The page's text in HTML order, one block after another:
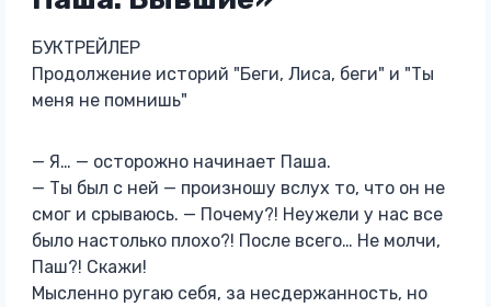
БУКТРЕЙЛЕР
Продолжение историй "Беги, Лиса, беги" и "Ты
меня не помнишь"
— Я… — осторожно начинает Паша.
— Ты был с ней — произношу вслух то, что он не
смог и срываюсь. — Почему?! Неужели у нас все
было настолько плохо?! После всего… Не молчи,
Паш?! Скажи!
Мысленно ругаю себя, за несдержанность, но